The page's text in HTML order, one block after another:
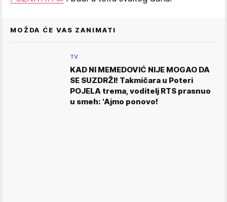
MOŽDA ĆE VAS ZANIMATI
TV
KAD NI MEMEDOVIĆ NIJE MOGAO DA
SE SUZDRŽI! Takmičara u Poteri
POJELA trema, voditelj RTS prasnuo
u smeh: 'Ajmo ponovo!